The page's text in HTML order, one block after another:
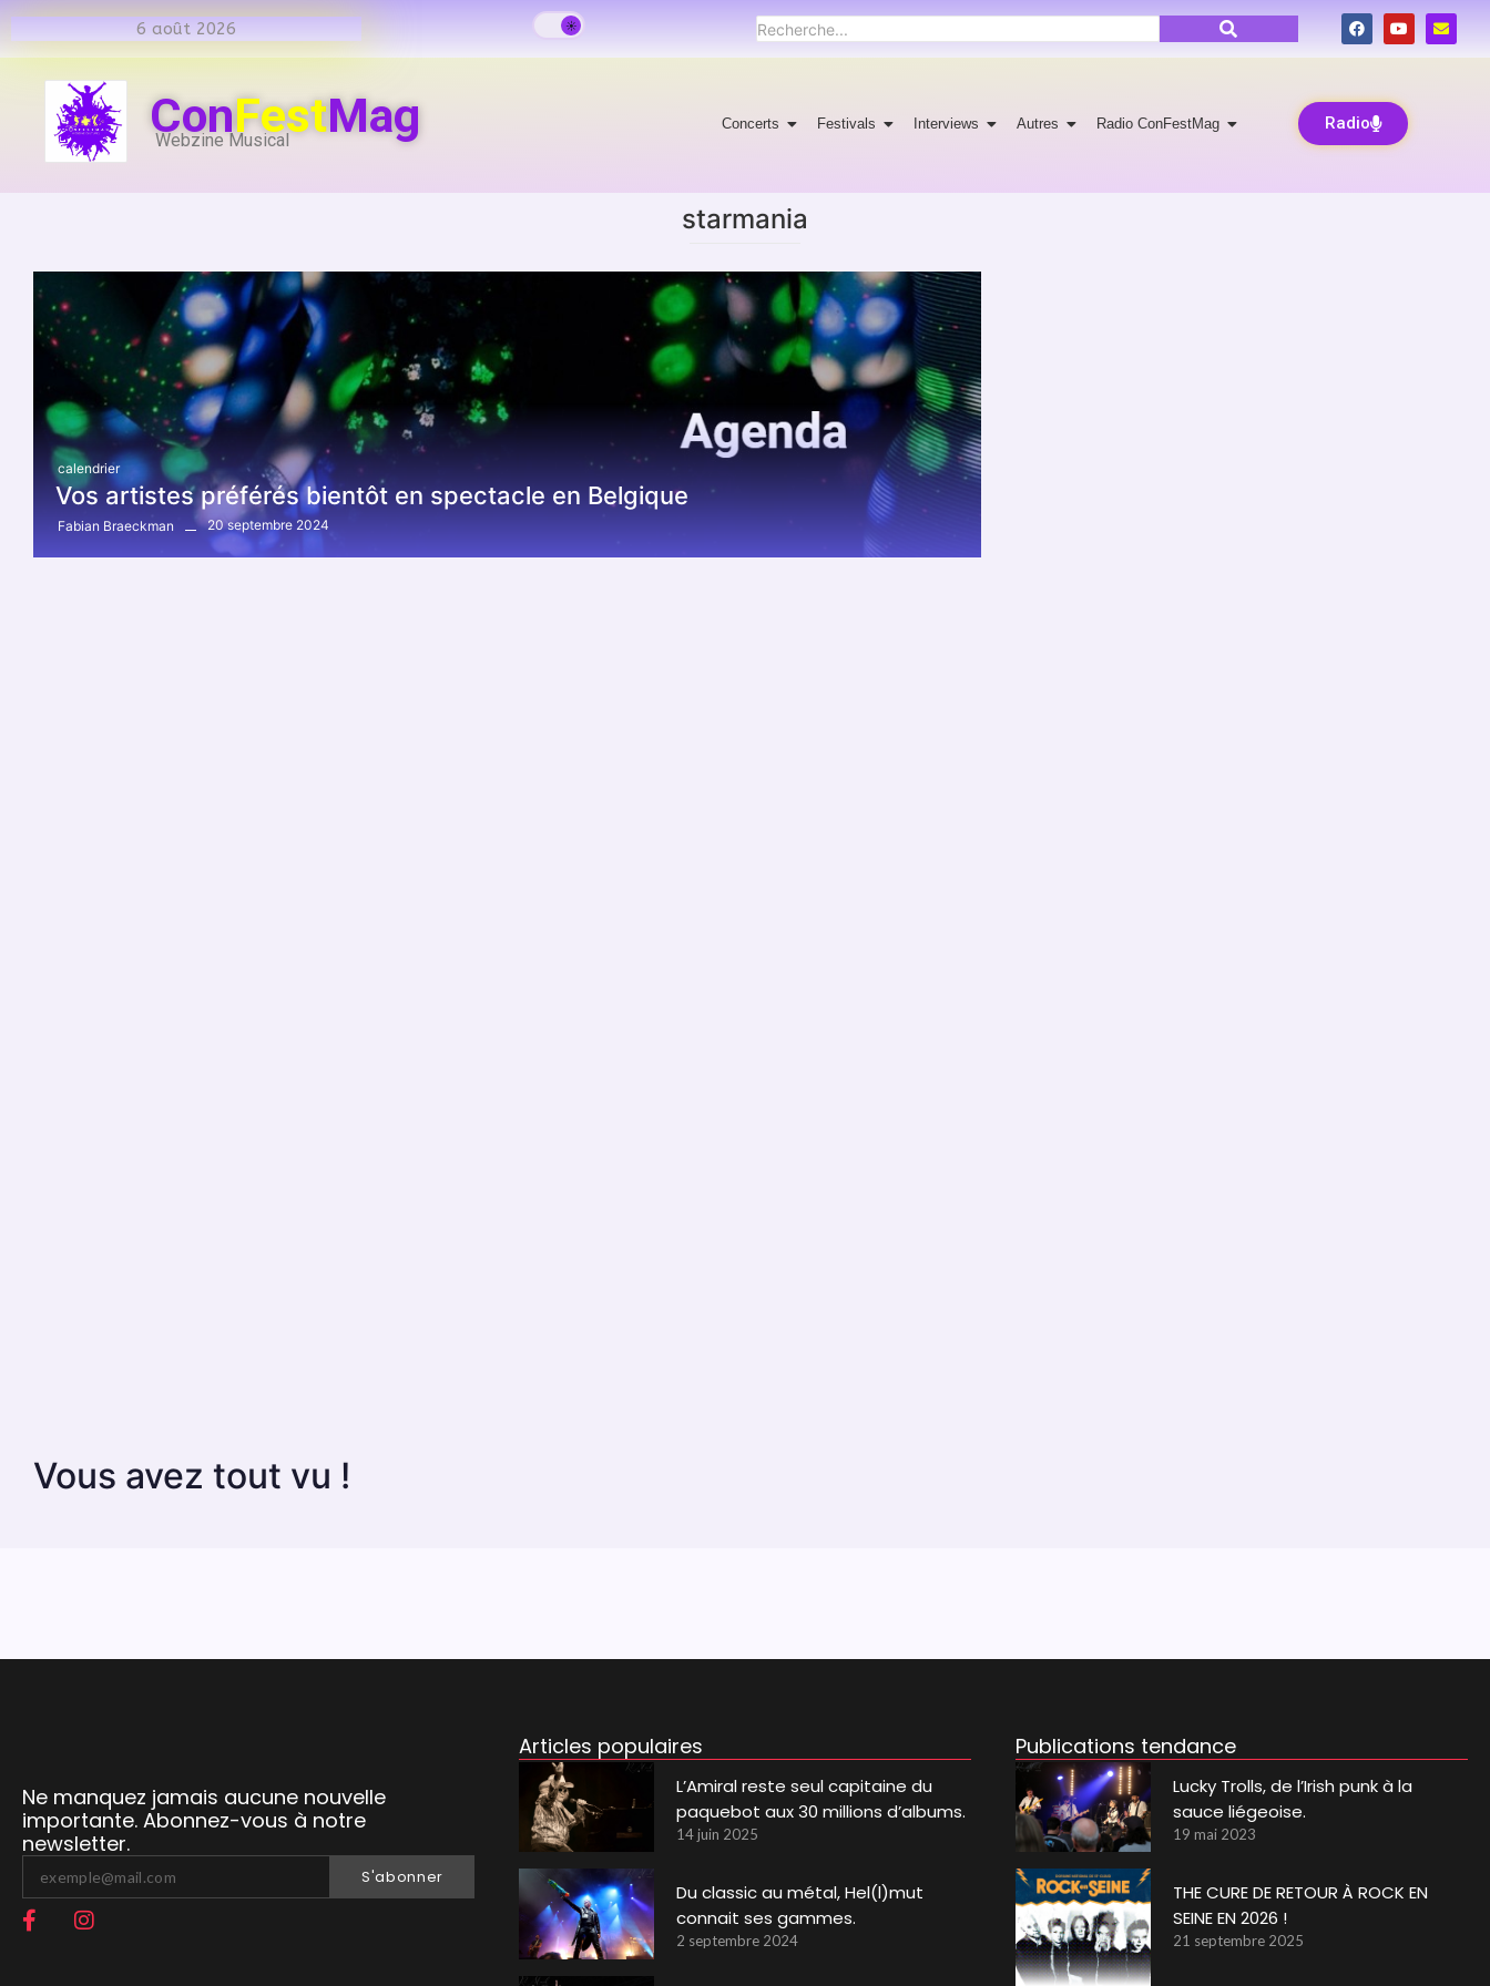
6 août 2026
ConFestMag
Webzine Musical
Concerts Festivals Interviews Autres Radio ConFestMag Radio
starmania
calendrier
Vos artistes préférés bientôt en spectacle en Belgique
Fabian Braeckman 20 septembre 2024
Vous avez tout vu !
Ne manquez jamais aucune nouvelle
importante. Abonnez-vous à notre
newsletter.
S'abonner
Articles populaires
L’Amiral reste seul capitaine du
paquebot aux 30 millions d’albums.
14 juin 2025
Du classic au métal, Hel(l)mut
connait ses gammes.
2 septembre 2024
Publications tendance
Lucky Trolls, de l’Irish punk à la
sauce liégeoise.
19 mai 2023
THE CURE DE RETOUR À ROCK EN
SEINE EN 2026 !
21 septembre 2025